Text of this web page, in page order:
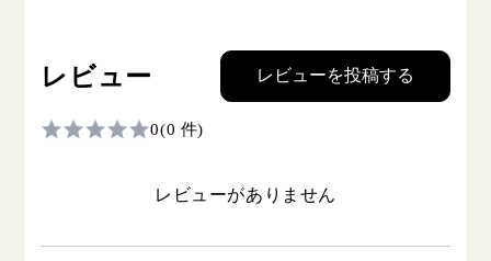
レビュー レビューを投稿する
0(0 件)
レビューがありません